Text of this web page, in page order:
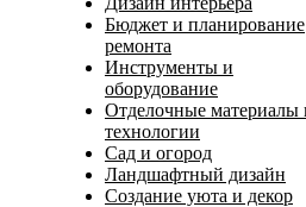
Бюджет и планирование
ремонта
Инструменты и
оборудование
Отделочные материалы
технологии
Сад и огород
Ландшафтный дизайн
Создание уюта и декор